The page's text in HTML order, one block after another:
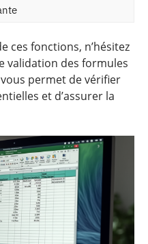
ces fonctions, n’hésitez
validation des formules
permet de vérifier
et d’assurer la